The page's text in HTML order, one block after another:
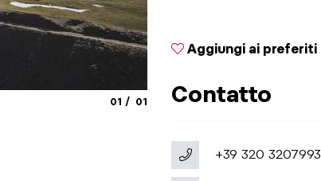
aria.slide_indicator.prefix
01 aria.slide_indicator.of
01
Aggiungi ai preferiti
Contatto
+39 320 3207993